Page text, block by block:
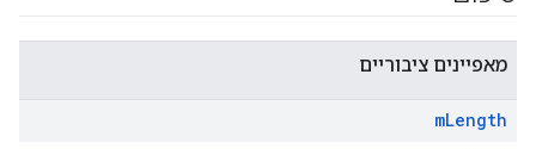
מאפיינים ציבוריים
mLength